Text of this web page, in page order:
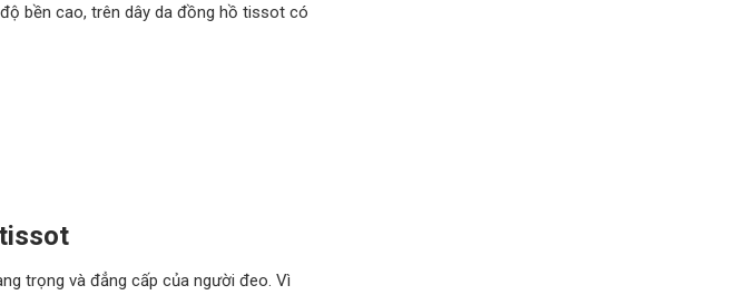
bền cao, trên dây da đồng hồ tissot có
trọng và đẳng cấp của người đeo. Vì